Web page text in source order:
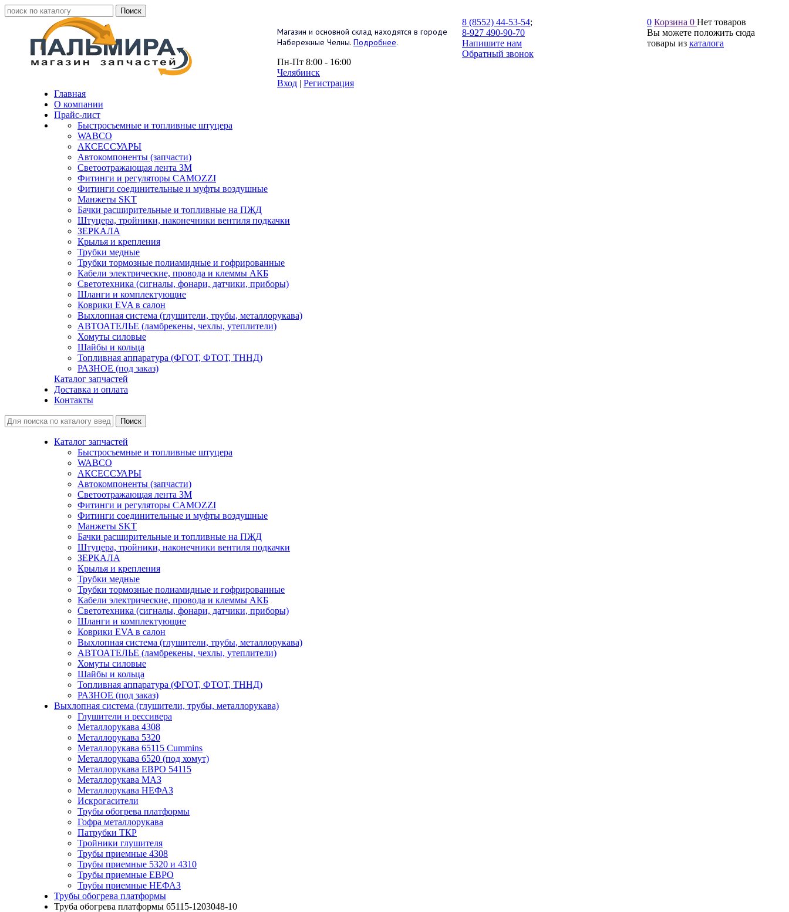
Магазин и основной склад находятся в городе
Набережные Челны. Подробнее.
Пн-Пт 8:00 - 16:00
Челябинск
Вход | Регистрация
8 (8552) 44-53-54;
8-927 490-90-70
Напишите нам
Обратный звонок
0 Корзина 0 Нет товаров
Вы можете положить сюда
товары из каталога
Главная
О компании
Прайс-лист
Быстросъемные и топливные штуцера
WABCO
АКСЕССУАРЫ
Автокомпоненты (запчасти)
Светоотражающая лента 3М
Фитинги и регуляторы CAMOZZI
Фитинги соединительные и муфты воздушные
Манжеты SKT
Бачки расширительные и топливные на ПЖД
Штуцера, тройники, наконечники вентиля подкачки
ЗЕРКАЛА
Крылья и крепления
Трубки медные
Трубки тормозные полиамидные и гофрированные
Кабели электрические, провода и клеммы АКБ
Светотехника (сигналы, фонари, датчики, приборы)
Шланги и комплектующие
Коврики EVA в салон
Выхлопная система (глушители, трубы, металлорукава)
АВТОАТЕЛЬЕ (ламбрекены, чехлы, утеплители)
Хомуты силовые
Шайбы и кольца
Топливная аппаратура (ФГОТ, ФТОТ, ТННД)
РАЗНОЕ (под заказ)
Каталог запчастей
Доставка и оплата
Контакты
Каталог запчастей
Быстросъемные и топливные штуцера
WABCO
АКСЕССУАРЫ
Автокомпоненты (запчасти)
Светоотражающая лента 3М
Фитинги и регуляторы CAMOZZI
Фитинги соединительные и муфты воздушные
Манжеты SKT
Бачки расширительные и топливные на ПЖД
Штуцера, тройники, наконечники вентиля подкачки
ЗЕРКАЛА
Крылья и крепления
Трубки медные
Трубки тормозные полиамидные и гофрированные
Кабели электрические, провода и клеммы АКБ
Светотехника (сигналы, фонари, датчики, приборы)
Шланги и комплектующие
Коврики EVA в салон
Выхлопная система (глушители, трубы, металлорукава)
АВТОАТЕЛЬЕ (ламбрекены, чехлы, утеплители)
Хомуты силовые
Шайбы и кольца
Топливная аппаратура (ФГОТ, ФТОТ, ТННД)
РАЗНОЕ (под заказ)
Выхлопная система (глушители, трубы, металлорукава)
Глушители и рессивера
Металлорукава 4308
Металлорукава 5320
Металлорукава 65115 Cummins
Металлорукава 6520 (под хомут)
Металлорукава ЕВРО 54115
Металлорукава МАЗ
Металлорукава НЕФАЗ
Искрогасители
Трубы обогрева платформы
Гофра металлорукава
Патрубки ТКР
Тройники глушителя
Трубы приемные 4308
Трубы приемные 5320 и 4310
Трубы приемные ЕВРО
Трубы приемные НЕФАЗ
Трубы обогрева платформы
Труба обогрева платформы 65115-1203048-10